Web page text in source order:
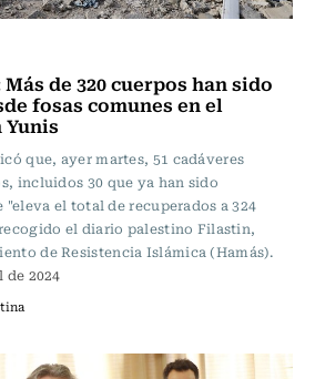
de 320 cuerpos han sido
fosas comunes en el
que, ayer martes, 51 cadáveres
incluidos 30 que ya han sido
el total de recuperados a 324
el diario palestino Filastin,
de Resistencia Islámica (Hamás).
2024